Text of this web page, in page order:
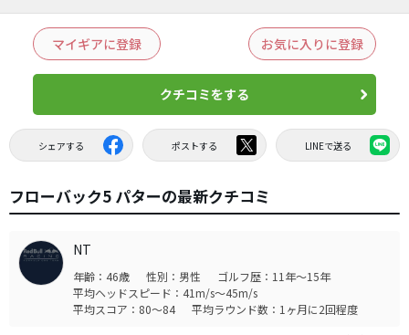
マイギアに登録 お気に入りに登録
クチコミをする
シェアする ポストする LINEで送る
フローバック5 パターの最新クチコミ
NT
年齢：46歳 性別：男性
ゴルフ歴：11年～15年
平均ヘッドスピード：41m/s～45m/s
平均スコア：80～84
平均ラウンド数：1ヶ月に2回程度